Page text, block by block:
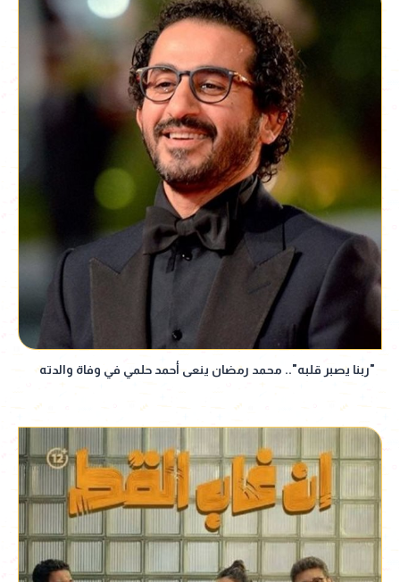
"ربنا يصبر قلبه".. محمد رمضان ينعى أحمد حلمي في وفاة والدته